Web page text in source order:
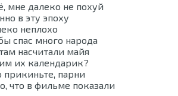
мне далеко не похуй
в эту эпоху
неплохо
спас много народа
насчитали майя
их календарик?
прикиньте, парни
что в фильме показали